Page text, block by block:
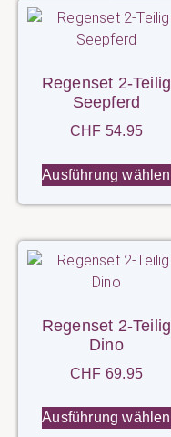
Regenset 2-Teilig
Seepferd
CHF 54.95
Ausführung wählen
Regenset 2-Teilig
Dino
CHF 69.95
Ausführung wählen